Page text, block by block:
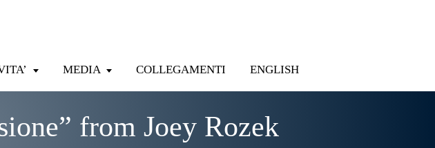
MEDIA COLLEGAMENTI ENGLISH
from Joey Rozek